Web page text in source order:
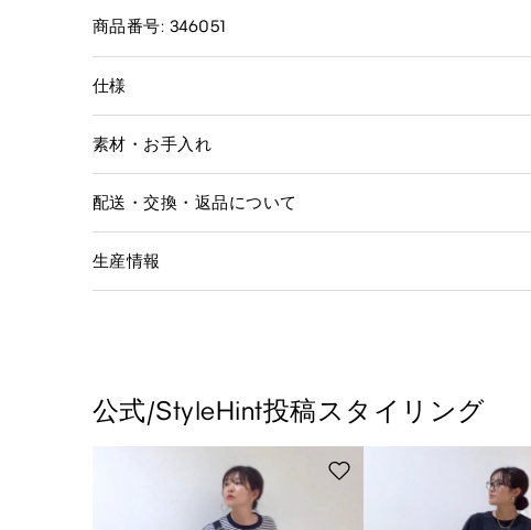
商品番号: 346051
仕様
素材・お手入れ
配送・交換・返品について
生産情報
公式/StyleHint投稿スタイリング